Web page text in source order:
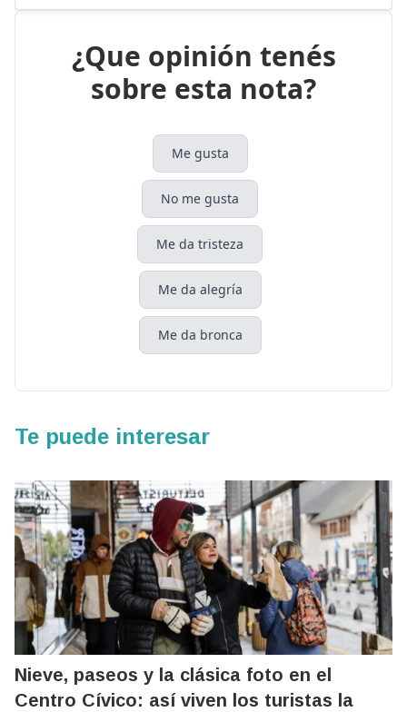
¿Que opinión tenés
sobre esta nota?
Me gusta
No me gusta
Me da tristeza
Me da alegría
Me da bronca
Te puede interesar
Nieve, paseos y la clásica foto en el
Centro Cívico: así viven los turistas la